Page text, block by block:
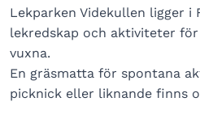
Lekparken Videkullen ligger i
lekredskap och aktiviteter
vuxna.
En gräsmatta för spontana
picknick eller liknande finns